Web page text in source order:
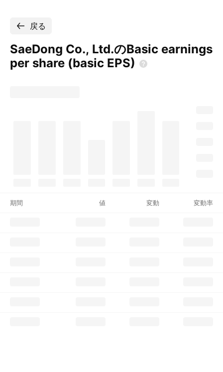
戻る
SaeDong Co., Ltd.のBasic earnings
per share (basic EPS)
期間 値 変動 変動率